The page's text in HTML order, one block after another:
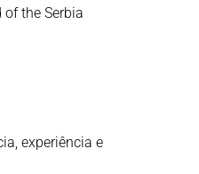
the Serbia
experiência e